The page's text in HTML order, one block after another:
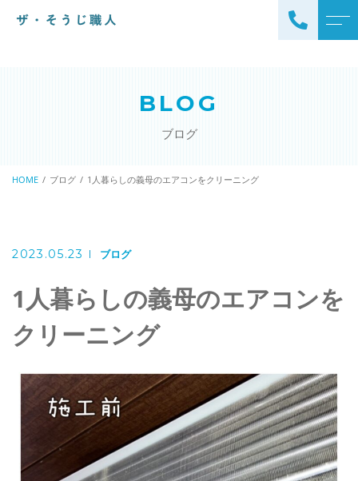
ザ・そうじ職人について
エアコンクリーニング
ハウスクリーニング
浴室クリーニング
風呂釜洗浄・追い炊き配管
クリーニング
トイレクリーニング
クリニック施設専門清掃
除菌清掃
よくある質問
ブログ
洗濯機クリーニング
空気清浄機クリーニング
その他のお掃除
BLOG
ブログ
HOME ブログ 1人暮らしの義母のエアコンをクリーニング
2023.05.23 ブログ
1人暮らしの義母のエアコンを
クリーニング